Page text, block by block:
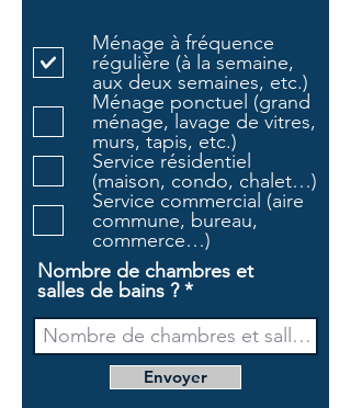
g
a
t
o
i
r
e
Ménage à fréquence
régulière (à la semaine,
aux deux semaines, etc.)
Ménage ponctuel (grand
ménage, lavage de vitres,
murs, tapis, etc.)
Service résidentiel
(maison, condo, chalet…)
Service commercial (aire
commune, bureau,
commerce…)
Nombre de chambres et
salles de bains ?
Envoyer